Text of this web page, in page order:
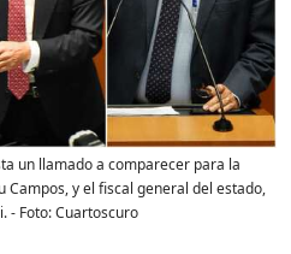
un llamado a comparecer para la
y el fiscal general del estado,
- Foto:Cuartoscuro